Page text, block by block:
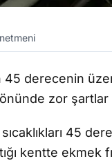
45 derecenin
önünde zor
45
kentte ekmek